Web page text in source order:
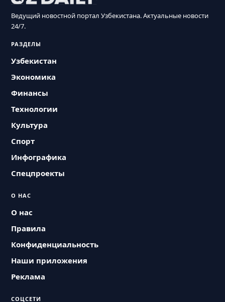
Ведущий новостной портал Узбекистана. Актуальные новости
24/7.
РАЗДЕЛЫ
Узбекистан
Экономика
Финансы
Технологии
Культура
Спорт
Инфографика
Спецпроекты
О НАС
О нас
Правила
Конфиденциальность
Наши приложения
Реклама
СОЦСЕТИ